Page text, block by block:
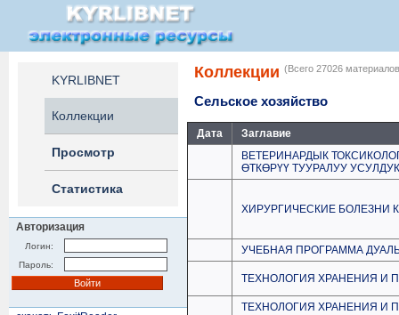
KYRLIBNET
Коллекции
Просмотр
Статистика
Авторизация
Логин:
Пароль:
Коллекции (Всего 27026
Сельское хозяйство
Дата
Заглавие
ВЕТЕРИНАРДЫК
ӨТКӨРҮҮ ТУУРАЛУУ
ХИРУРГИЧЕСКИЕ БОЛЕЗНИ
УЧЕБНАЯ ПРОГРАММА
ТЕХНОЛОГИЯ ХРАНЕНИЯ И
ТЕХНОЛОГИЯ ХРАНЕНИЯ И